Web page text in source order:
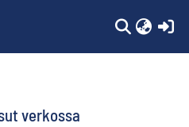
verkossa